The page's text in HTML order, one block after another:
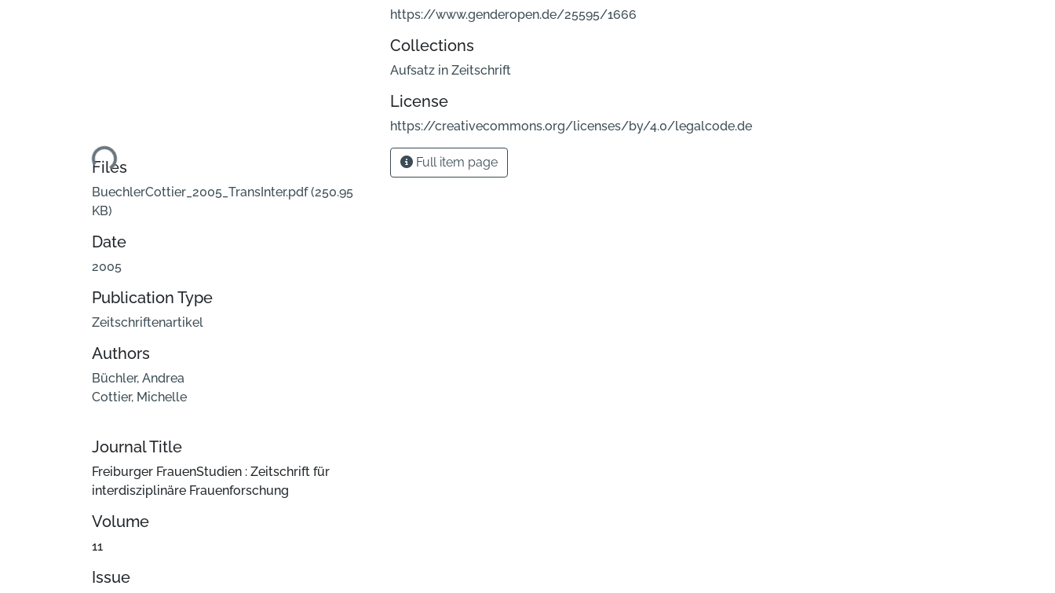
Loading...
Files
BuechlerCottier_2005_TransInter.pdf(250.95
KB)
Date
2005
Publication Type
Zeitschriftenartikel
Authors
Büchler, Andrea
Cottier, Michelle
Journal Title
Freiburger FrauenStudien : Zeitschrift für
interdisziplinäre Frauenforschung
Volume
11
Issue
https://www.genderopen.de/25595/1666
Collections
Aufsatz in Zeitschrift
License
https://creativecommons.org/licenses/by/4.0/legalcode.de
Full item page